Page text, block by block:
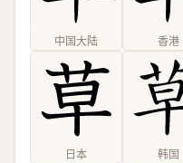
中国大陆 香港
日本 韩国